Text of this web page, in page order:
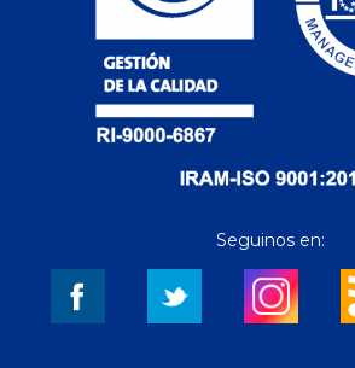
Seguinos en: